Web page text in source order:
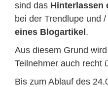
sind das Hinterlassen
bei der Trendlupe und
eines Blogartikel .
Aus diesem Grund
Teilnehmer auch recht
Bis zum Ablauf des